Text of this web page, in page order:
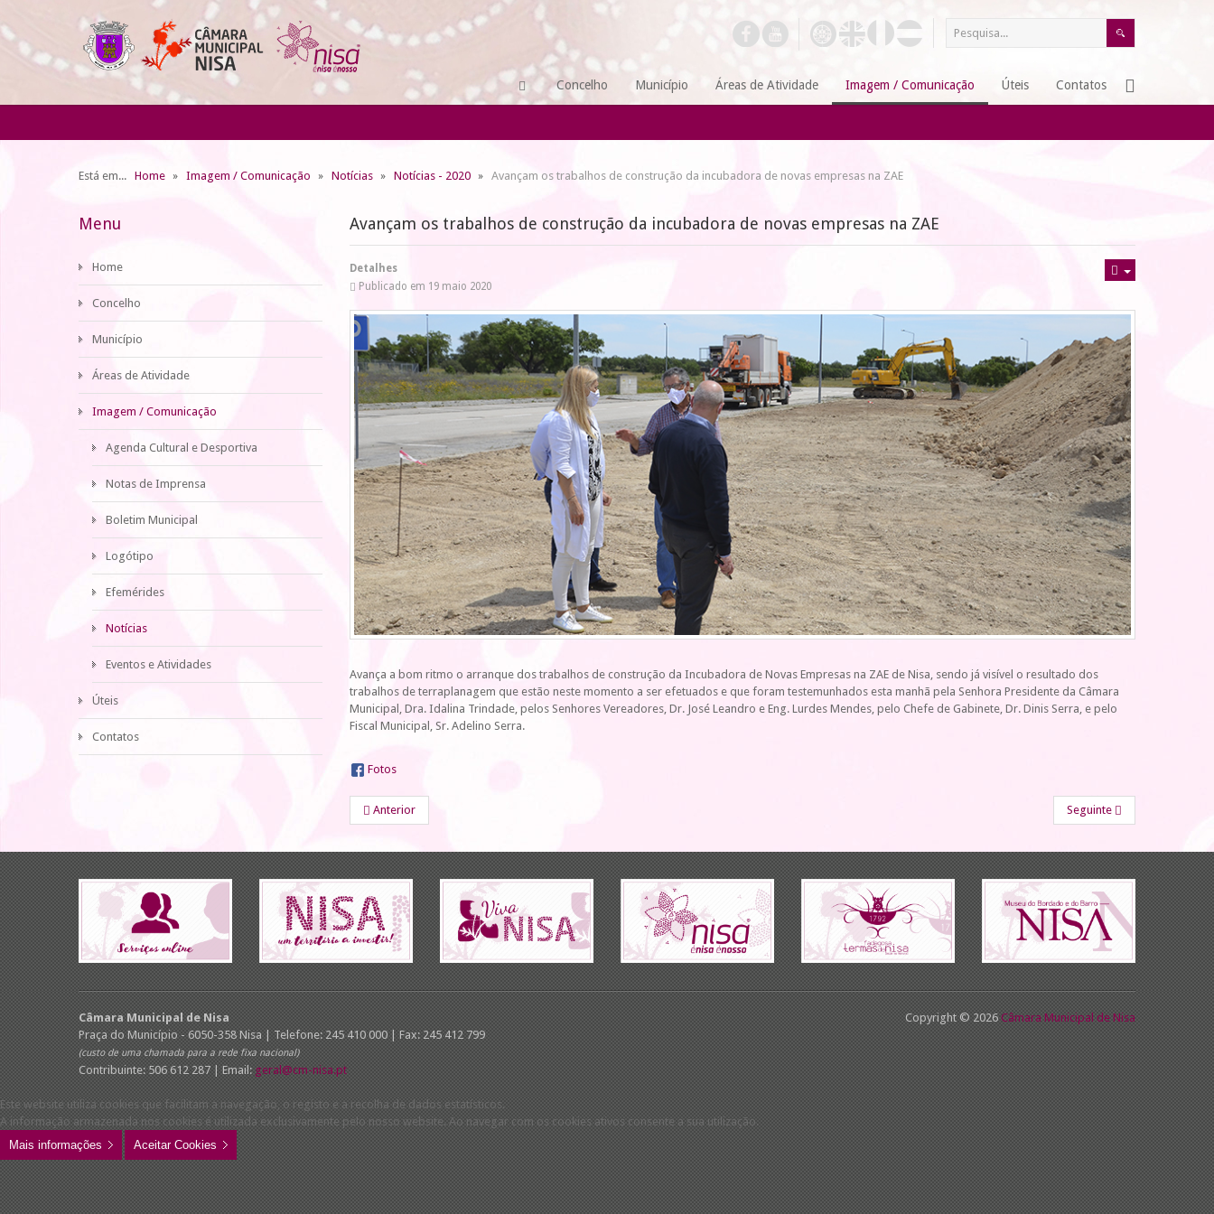
Concelho Município Áreas de Atividade Imagem / Comunicação Úteis Contatos
Está em... Home Imagem / Comunicação Notícias Notícias - 2020 Avançam os trabalhos de construção da incubadora de novas empresas na ZAE
Avançam os trabalhos de construção da incubadora de novas empresas na ZAE
Detalhes
Publicado em 19 maio 2020
Avança a bom ritmo o arranque dos trabalhos de construção da Incubadora de Novas Empresas na ZAE de Nisa, sendo já visível o resultado dos
trabalhos de terraplanagem que estão neste momento a ser efetuados e que foram testemunhados esta manhã pela Senhora Presidente da Câmara
Municipal, Dra. Idalina Trindade, pelos Senhores Vereadores, Dr. José Leandro e Eng. Lurdes Mendes, pelo Chefe de Gabinete, Dr. Dinis Serra, e pelo
Fiscal Municipal, Sr. Adelino Serra.
Fotos
Anterior Seguinte
Menu
Home
Concelho
Município
Áreas de Atividade
Imagem / Comunicação
Agenda Cultural e Desportiva
Notas de Imprensa
Boletim Municipal
Logótipo
Efemérides
Notícias
Eventos e Atividades
Úteis
Contatos
Câmara Municipal de Nisa
Praça do Município - 6050-358 Nisa | Telefone: 245 410 000 | Fax: 245 412 799
(custo de uma chamada para a rede fixa nacional)
Contribuinte: 506 612 287 | Email: geral@cm-nisa.pt
Copyright © 2026 Câmara Municipal de Nisa
Este website utiliza cookies que facilitam a navegação, o registo e a recolha de dados estatísticos.
A informação armazenada nos cookies é utilizada exclusivamente pelo nosso website. Ao navegar com os cookies ativos consente a sua utilização.
Mais informações
Aceitar Cookies